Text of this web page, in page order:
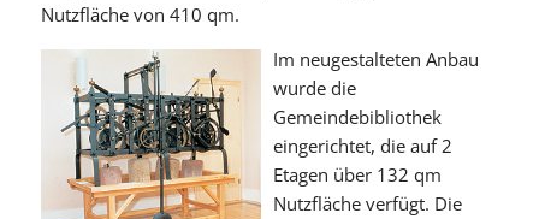
Nutzfläche von 410 qm.
Im neugestalteten Anbau
wurde die
Gemeindebibliothek
eingerichtet, die auf 2
Etagen über 132 qm
Nutzfläche verfügt. Die